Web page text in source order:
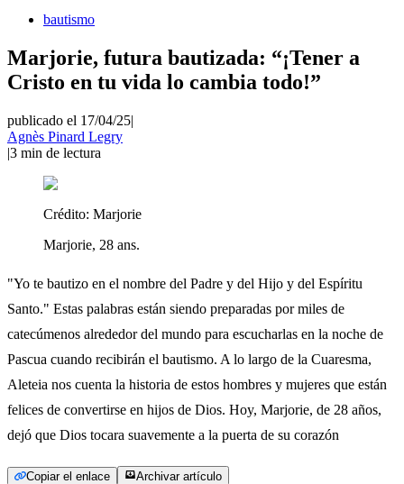
bautismo
Marjorie, futura bautizada: “¡Tener a
Cristo en tu vida lo cambia todo!”
publicado el 17/04/25|
Agnès Pinard Legry
|3 min de lectura
Crédito: Marjorie
Marjorie, 28 ans.
"Yo te bautizo en el nombre del Padre y del Hijo y del Espíritu
Santo." Estas palabras están siendo preparadas por miles de
catecúmenos alrededor del mundo para escucharlas en la noche de
Pascua cuando recibirán el bautismo. A lo largo de la Cuaresma,
Aleteia nos cuenta la historia de estos hombres y mujeres que están
felices de convertirse en hijos de Dios. Hoy, Marjorie, de 28 años,
dejó que Dios tocara suavemente a la puerta de su corazón
Copiar el enlace Archivar artículo